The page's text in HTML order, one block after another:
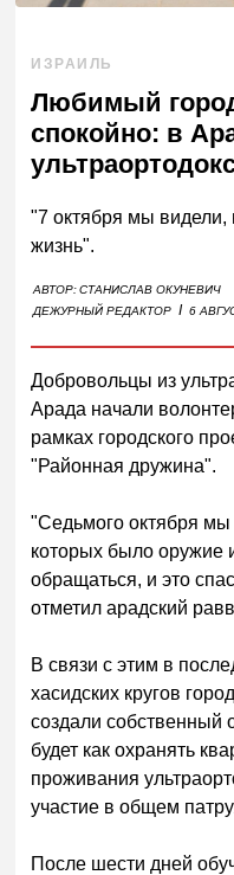
ИЗРАИЛЬ
Любимый
спокойно: в
"7 октября мы
жизнь".
АВТОР:СТАНИСЛАВ ОКУНЕВИЧ
ДЕЖУРНЫЙ РЕДАКТОР I 6
Добровольцы из
Арада начали
рамках городского
"Районная дружина".
"Седьмого октября
которых было оружие
обращаться, и это
отметил арадский
В связи с этим в
хасидских кругов
создали собственный
будет как охранять
проживания
участие в общем
После шести дней